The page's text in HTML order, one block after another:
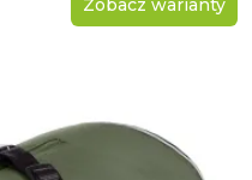
Zobacz warianty